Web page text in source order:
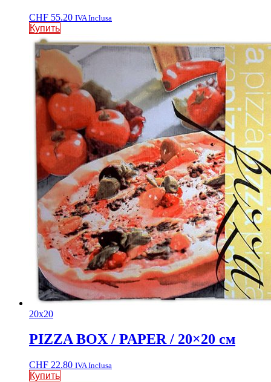
CHF 55.20 IVA Inclusa
Купить
20x20
PIZZA BOX / PAPER / 20×20 см
CHF 22.80 IVA Inclusa
Купить